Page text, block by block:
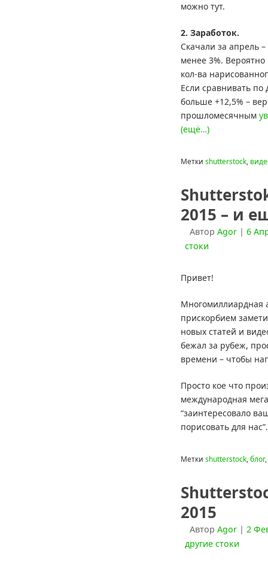
можно тут.
2. Заработок.
Скачали за апрель
менее 3%.
кол-ва
Если сравнивать по
больше +12,5% –
прошломесячным
(ещё…)
Метки shutterstock,
2015 – и
Автор Agor | 6
стоки
Привет!
Многомиллиардная
прискорбием
новых статей и
бежал за рубеж,
времени – чтобы
Просто кое что
международная
“заинтересовало
порисовать для
Метки shutterstock,блог,
2015
Автор Agor | 2
другие стоки